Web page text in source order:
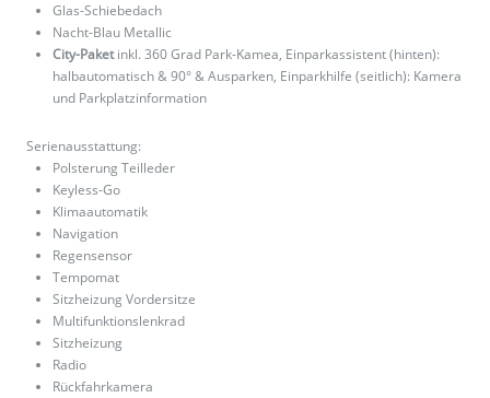
Glas-Schiebedach
Nacht-Blau Metallic
City-Paketinkl. 360 Grad Park-Kamea, Einparkassistent (hinten):
halbautomatisch & 90° & Ausparken, Einparkhilfe (seitlich): Kamera
und Parkplatzinformation
Serienausstattung:
Polsterung Teilleder
Keyless-Go
Klimaautomatik
Navigation
Regensensor
Tempomat
Sitzheizung Vordersitze
Multifunktionslenkrad
Sitzheizung
Radio
Rückfahrkamera